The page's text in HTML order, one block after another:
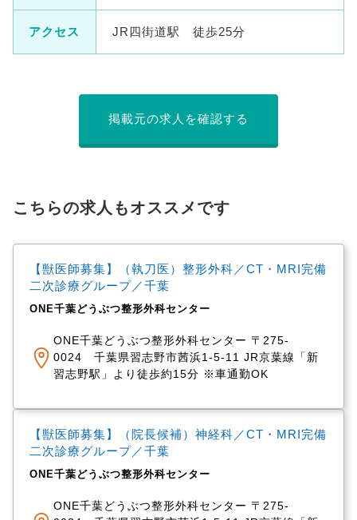
アクセス JR四街道駅 徒歩25分
掲載元の求人を確認する
こちらの求人もオススメです
【獣医師募集】（執刀医）整形外科／CT・MRI完備
二次診療グループ／千葉
ONE千葉どうぶつ整形外科センター
ONE千葉どうぶつ整形外科センター 〒275-
0024 千葉県習志野市茜浜1-5-11 JR京葉線「新
習志野駅」より徒歩約15分 ※車通勤OK
【獣医師募集】（院長候補）神経科／CT・MRI完備
二次診療グループ／千葉
ONE千葉どうぶつ整形外科センター
ONE千葉どうぶつ整形外科センター 〒275-